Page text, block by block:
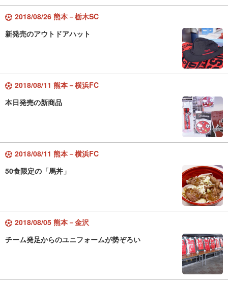
2018/08/26 熊本－栃木SC
新発売のアウトドアハット
2018/08/11 熊本－横浜FC
本日発売の新商品
2018/08/11 熊本－横浜FC
50食限定の「馬丼」
2018/08/05 熊本－金沢
チーム発足からのユニフォームが勢ぞろい